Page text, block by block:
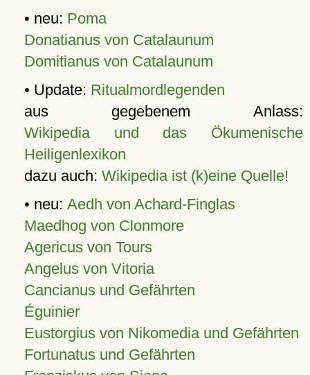
• neu: Poma
Donatianus von Catalaunum
Domitianus von Catalaunum
• Update: Ritualmordlegenden
aus gegebenem Anlass:
Wikipedia und das Ökumenische
Heiligenlexikon
dazu auch: Wikipedia ist (k)eine Quelle!
• neu: Aedh von Achard-Finglas
Maedhog von Clonmore
Agericus von Tours
Angelus von Vitoria
Cancianus und Gefährten
Éguinier
Eustorgius von Nikomedia und Gefährten
Fortunatus und Gefährten